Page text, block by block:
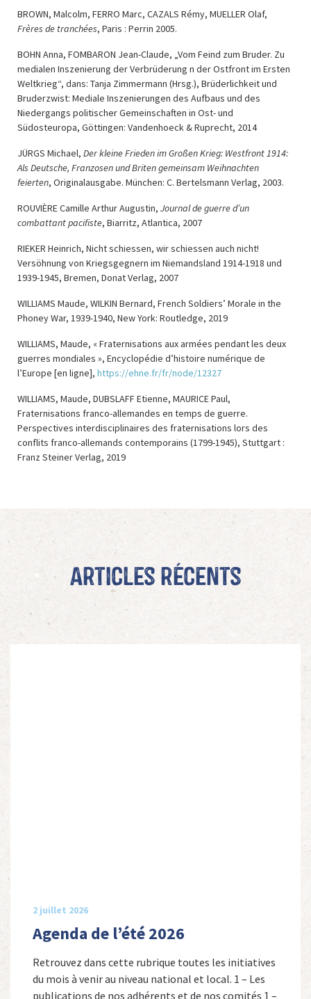
BROWN, Malcolm, FERRO Marc, CAZALS Rémy, MUELLER Olaf,
Frères de tranchées, Paris : Perrin 2005.
BOHN Anna, FOMBARON Jean-Claude, „Vom Feind zum Bruder. Zu
medialen Inszenierung der Verbrüderung n der Ostfront im Ersten
Weltkrieg“, dans: Tanja Zimmermann (Hrsg.), Brüderlichkeit und
Bruderzwist: Mediale Inszenierungen des Aufbaus und des
Niedergangs politischer Gemeinschaften in Ost- und
Südosteuropa, Göttingen: Vandenhoeck & Ruprecht, 2014
JÜRGS Michael, Der kleine Frieden im Großen Krieg: Westfront 1914:
Als Deutsche, Franzosen und Briten gemeinsam Weihnachten
feierten, Originalausgabe. München: C. Bertelsmann Verlag, 2003.
ROUVIÈRE Camille Arthur Augustin, Journal de guerre d’un
combattant pacifiste, Biarritz, Atlantica, 2007
RIEKER Heinrich, Nicht schiessen, wir schiessen auch nicht!
Versöhnung von Kriegsgegnern im Niemandsland 1914-1918 und
1939-1945, Bremen, Donat Verlag, 2007
WILLIAMS Maude, WILKIN Bernard, French Soldiers’ Morale in the
Phoney War, 1939-1940, New York: Routledge, 2019
WILLIAMS, Maude, « Fraternisations aux armées pendant les deux
guerres mondiales », Encyclopédie d’histoire numérique de
l’Europe [en ligne], https://ehne.fr/fr/node/12327
WILLIAMS, Maude, DUBSLAFF Etienne, MAURICE Paul,
Fraternisations franco-allemandes en temps de guerre.
Perspectives interdisciplinaires des fraternisations lors des
conflits franco-allemands contemporains (1799-1945), Stuttgart :
Franz Steiner Verlag, 2019
Articles récents
2 juillet 2026
Agenda de l’été 2026
Retrouvez dans cette rubrique toutes les initiatives
du mois à venir au niveau national et local. 1 – Les
publications de nos adhérents et de nos comités 1 –